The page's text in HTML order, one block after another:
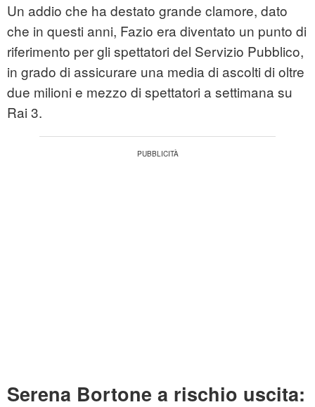
Un addio che ha destato grande clamore, dato
che in questi anni, Fazio era diventato un punto di
riferimento per gli spettatori del Servizio Pubblico,
in grado di assicurare una media di ascolti di oltre
due milioni e mezzo di spettatori a settimana su
Rai 3.
Serena Bortone a rischio uscita: